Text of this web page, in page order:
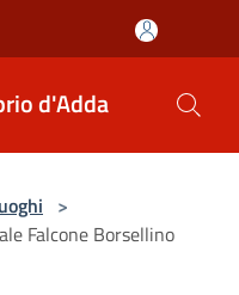
d'Adda
>
Falcone Borsellino